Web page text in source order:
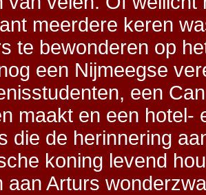
meerdere keren
te bewonderen op
een Nijmeegse
een
maakt en een hotel-
die de herinnering
koning levend
aan Arturs